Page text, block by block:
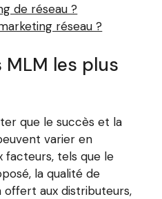
de réseau ?
réseau ?
les plus
que le succès et la
varier en
tels que le
la qualité de
offert aux distributeurs,